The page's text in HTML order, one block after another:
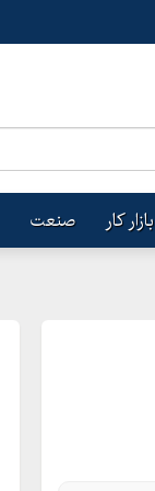
بازار کار صنعت